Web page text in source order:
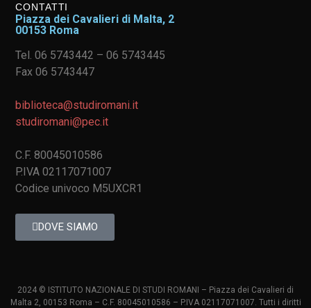
CONTATTI
Piazza dei Cavalieri di Malta, 2
00153 Roma
Tel. 06 5743442 – 06 5743445
Fax 06 5743447
biblioteca@studiromani.it
studiromani@pec.it
C.F. 80045010586
P.IVA 02117071007
Codice univoco M5UXCR1
DOVE SIAMO
2024 © ISTITUTO NAZIONALE DI STUDI ROMANI – Piazza dei Cavalieri di
Malta 2, 00153 Roma – C.F. 80045010586 – P.IVA 02117071007. Tutti i diritti